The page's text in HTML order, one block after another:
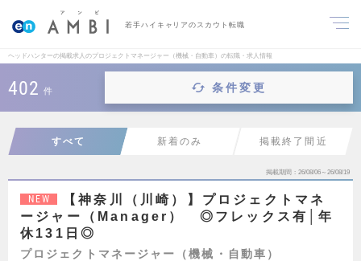
若手ハイキャリアのスカウト転職
ヘッドハンターの掲載求人のプロジェクトマネージャー（機械・自動車）の転職・求人情報
402 件 条件変更
すべて 新着のみ 掲載終了間近
掲載期間 26/08/06～26/08/19
NEW
【神奈川（川崎）】プロジェクトマネ
ージャー（Manager） ◎フレックス有│年
休131日◎
プロジェクトマネージャー（機械・自動車）